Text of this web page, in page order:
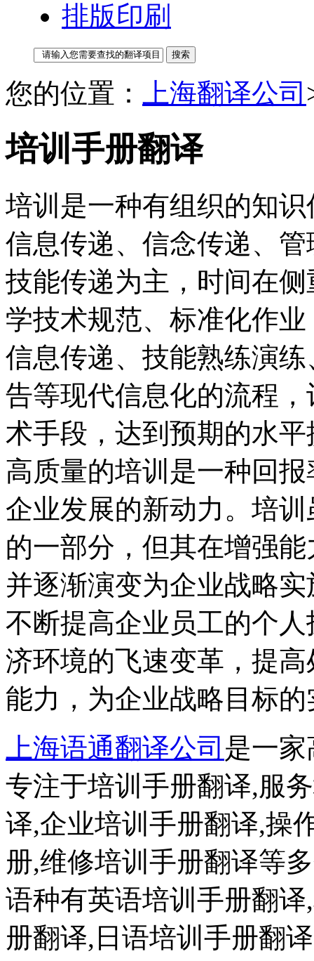
排版印刷
您的位置： 上海翻译公司
培训手册翻译
培训是一种有组织的知
信息传递、信念传递、
技能传递为主，时间在
学技术规范、标准化作
信息传递、技能熟练演
告等现代信息化的流程
术手段，达到预期的水
高质量的培训是一种回
企业发展的新动力。培
的一部分，但其在增强
并逐渐演变为企业战略
不断提高企业员工的个
济环境的飞速变革，提
能力，为企业战略目标
上海语通翻译公司 是一
专注于培训手册翻译,服
译,企业培训手册翻译,操
册,维修培训手册翻译等
语种有英语培训手册翻
册翻译,日语培训手册翻